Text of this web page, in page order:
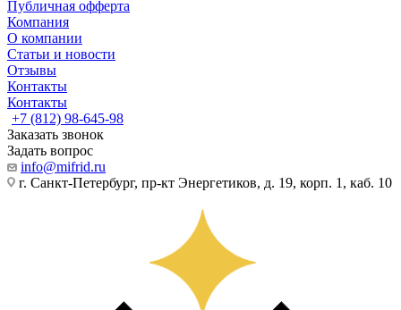
Публичная офферта
Компания
О компании
Статьи и новости
Отзывы
Контакты
Контакты
+7 (812) 98-645-98
Заказать звонок
Задать вопрос
info@mifrid.ru
г. Санкт-Петербург, пр-кт Энергетиков, д. 19, корп. 1, каб. 10